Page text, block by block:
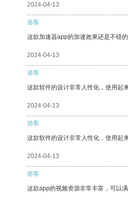
2024-04-13
游客
这款加速器app的加速效果还是不错
2024-04-13
游客
这款软件的设计非常人性化，使用起
2024-04-13
游客
这款软件的设计非常人性化，使用起
2024-04-13
游客
这款app的视频资源非常丰富，可以满